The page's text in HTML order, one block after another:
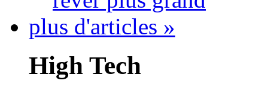
plus d'articles »
High Tech